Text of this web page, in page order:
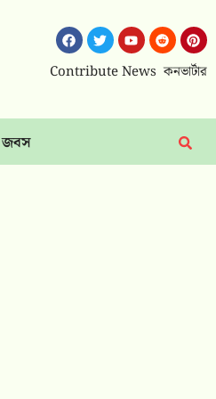
Contribute News কনভার্টার
জবস